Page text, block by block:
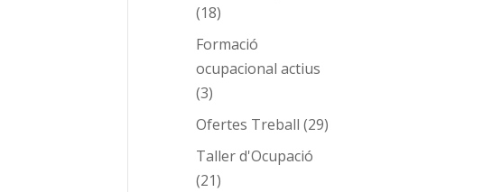
(18)
Formació
ocupacional actius
(3)
Ofertes Treball (29)
Taller d'Ocupació
(21)